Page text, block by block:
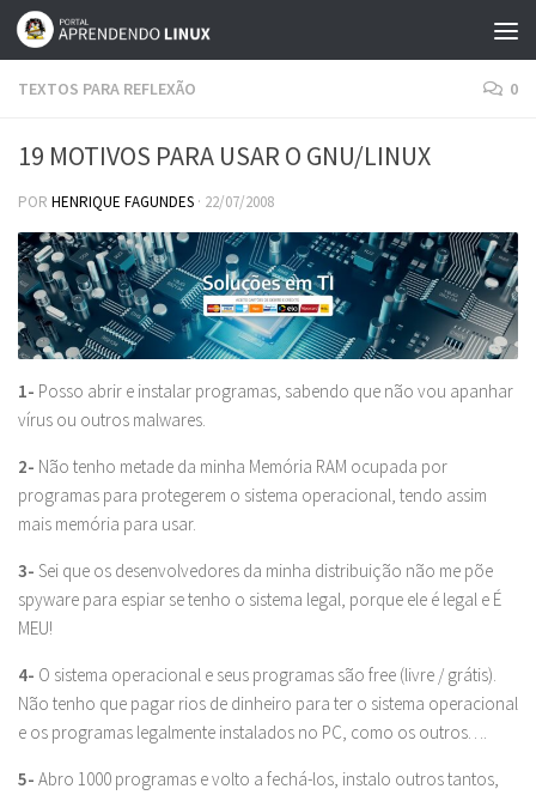
Skip to content
TEXTOS PARA REFLEXÃO 0
19 MOTIVOS PARA USAR O GNU/LINUX
POR HENRIQUE FAGUNDES · 22/07/2008
1- Posso abrir e instalar programas, sabendo que não vou apanhar
vírus ou outros malwares.
2- Não tenho metade da minha Memória RAM ocupada por
programas para protegerem o sistema operacional, tendo assim
mais memória para usar.
3- Sei que os desenvolvedores da minha distribuição não me põe
spyware para espiar se tenho o sistema legal, porque ele é legal e É
MEU!
4- O sistema operacional e seus programas são free (livre / grátis).
Não tenho que pagar rios de dinheiro para ter o sistema operacional
e os programas legalmente instalados no PC, como os outros….
5- Abro 1000 programas e volto a fechá-los, instalo outros tantos,